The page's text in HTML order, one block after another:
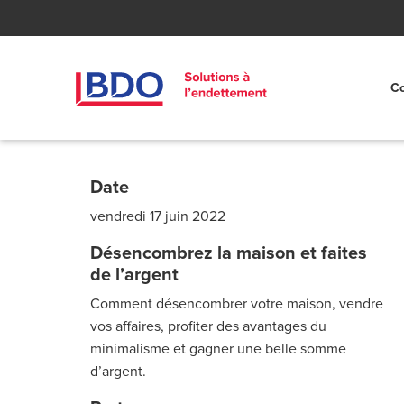
Date
vendredi 17 juin 2022
Désencombrez la maison et faites
de l’argent
Comment désencombrer votre maison, vendre
vos affaires, profiter des avantages du
minimalisme et gagner une belle somme
d’argent.